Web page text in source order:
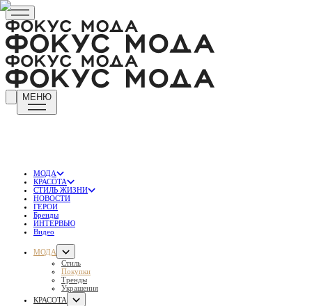
МЕНЮ
МОДА
КРАСОТА
СТИЛЬ ЖИЗНИ
НОВОСТИ
ГЕРОИ
Бренды
ИНТЕРВЬЮ
Видео
МОДА
Стиль
Покупки
Тренды
Украшения
КРАСОТА